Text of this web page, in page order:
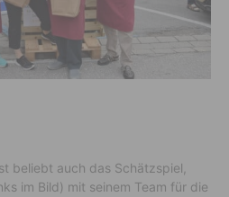
beliebt auch das Schätzspiel,
im Bild) mit seinem Team für die